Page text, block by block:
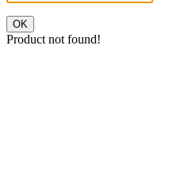
OK
Product not found!